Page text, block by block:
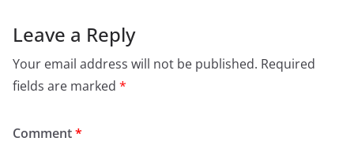
Leave a Reply
Your email address will not be published. Required
fields are marked *
Comment*